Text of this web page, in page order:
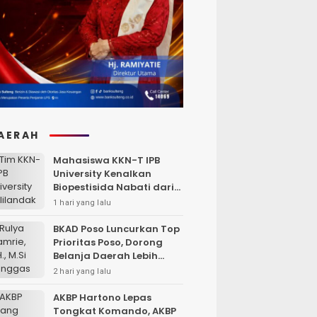
Mahasiswa KKN-T IPB
University Kenalkan
Biopestisida Nabati dari
Daun Pepaya
1 hari yang lalu
BKAD Poso Luncurkan Top
Prioritas Poso, Dorong
Belanja Daerah Lebih
Efektif dan Tepat
2 hari yang lalu
AKBP Hartono Lepas
Tongkat Komando, AKBP